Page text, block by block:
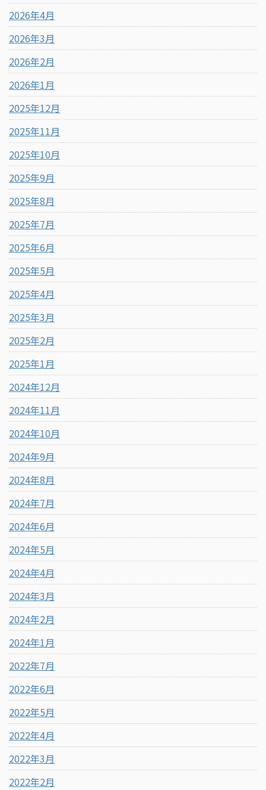
2026年4月
2026年3月
2026年2月
2026年1月
2025年12月
2025年11月
2025年10月
2025年9月
2025年8月
2025年7月
2025年6月
2025年5月
2025年4月
2025年3月
2025年2月
2025年1月
2024年12月
2024年11月
2024年10月
2024年9月
2024年8月
2024年7月
2024年6月
2024年5月
2024年4月
2024年3月
2024年2月
2024年1月
2022年7月
2022年6月
2022年5月
2022年4月
2022年3月
2022年2月